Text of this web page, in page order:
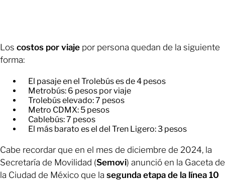
Los costos por viaje por persona quedan de la siguiente
forma:
El pasaje en el Trolebús es de 4 pesos
Metrobús: 6 pesos por viaje
Trolebús elevado: 7 pesos
Metro CDMX: 5 pesos
Cablebús: 7 pesos
El más barato es el del Tren Ligero: 3 pesos
Cabe recordar que en el mes de diciembre de 2024, la
Secretaría de Movilidad (Semovi) anunció en la Gaceta de
la Ciudad de México que la segunda etapa de la línea 10